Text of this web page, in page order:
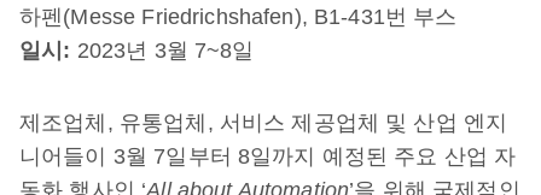
하펜(Messe Friedrichshafen), B1-431번 부스
일시: 2023년 3월 7~8일
제조업체, 유통업체, 서비스 제공업체 및 산업 엔지
니어들이 3월 7일부터 8일까지 예정된 주요 산업 자